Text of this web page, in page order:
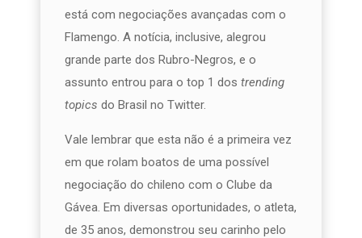
está com negociações avançadas com o
Flamengo. A notícia, inclusive, alegrou
grande parte dos Rubro-Negros, e o
assunto entrou para o top 1 dos trending
topics do Brasil no Twitter.
Vale lembrar que esta não é a primeira vez
em que rolam boatos de uma possível
negociação do chileno com o Clube da
Gávea. Em diversas oportunidades, o atleta,
de 35 anos, demonstrou seu carinho pelo